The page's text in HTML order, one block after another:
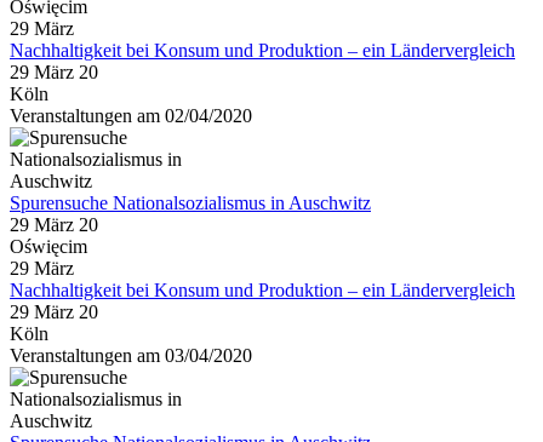
Oświęcim
29 März
Nachhaltigkeit bei Konsum und Produktion – ein Ländervergleich
29 März 20
Köln
Veranstaltungen am 02/04/2020
Spurensuche Nationalsozialismus in Auschwitz
29 März 20
Oświęcim
29 März
Nachhaltigkeit bei Konsum und Produktion – ein Ländervergleich
29 März 20
Köln
Veranstaltungen am 03/04/2020